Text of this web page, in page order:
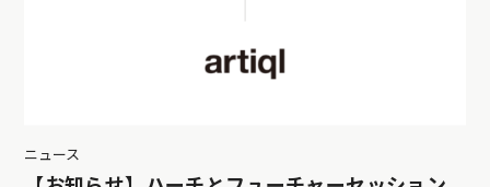
ニュース